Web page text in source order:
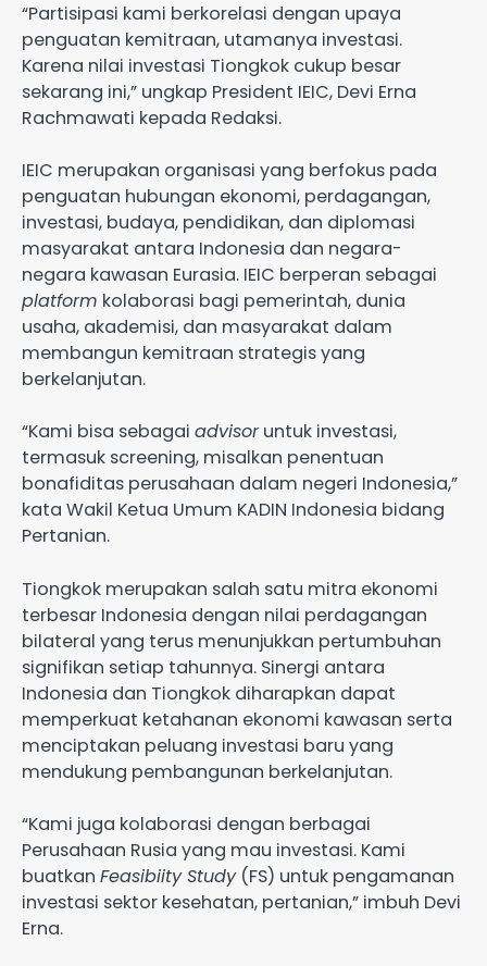
“Partisipasi kami berkorelasi dengan upaya
penguatan kemitraan, utamanya investasi.
Karena nilai investasi Tiongkok cukup besar
sekarang ini,” ungkap President IEIC, Devi Erna
Rachmawati kepada Redaksi.
IEIC merupakan organisasi yang berfokus pada
penguatan hubungan ekonomi, perdagangan,
investasi, budaya, pendidikan, dan diplomasi
masyarakat antara Indonesia dan negara-
negara kawasan Eurasia. IEIC berperan sebagai
platform kolaborasi bagi pemerintah, dunia
usaha, akademisi, dan masyarakat dalam
membangun kemitraan strategis yang
berkelanjutan.
“Kami bisa sebagai advisoruntuk investasi,
termasuk screening, misalkan penentuan
bonafiditas perusahaan dalam negeri Indonesia,”
kata Wakil Ketua Umum KADIN Indonesia bidang
Pertanian.
Tiongkok merupakan salah satu mitra ekonomi
terbesar Indonesia dengan nilai perdagangan
bilateral yang terus menunjukkan pertumbuhan
signifikan setiap tahunnya. Sinergi antara
Indonesia dan Tiongkok diharapkan dapat
memperkuat ketahanan ekonomi kawasan serta
menciptakan peluang investasi baru yang
mendukung pembangunan berkelanjutan.
“Kami juga kolaborasi dengan berbagai
Perusahaan Rusia yang mau investasi. Kami
buatkan Feasibiity Study(FS) untuk pengamanan
investasi sektor kesehatan, pertanian,” imbuh Devi
Erna.